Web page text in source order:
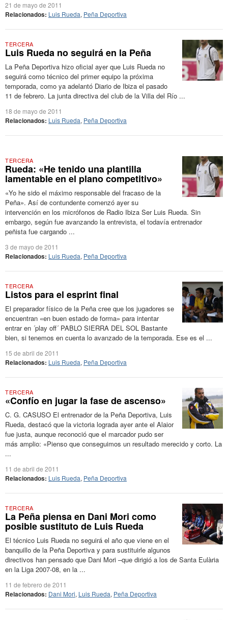
21 de mayo de 2011
Relacionados: Luis Rueda, Peña Deportiva
TERCERA
Luis Rueda no seguirá en la Peña
La Peña Deportiva hizo oficial ayer que Luis Rueda no
seguirá como técnico del primer equipo la próxima
temporada, como ya adelantó Diario de Ibiza el pasado
11 de febrero. La junta directiva del club de la Villa del Río ...
18 de mayo de 2011
Relacionados: Luis Rueda, Peña Deportiva
TERCERA
Rueda: «He tenido una plantilla
lamentable en el plano competitivo»
«Yo he sido el máximo responsable del fracaso de la
Peña». Así de contundente comenzó ayer su
intervención en los micrófonos de Radio Ibiza Ser Luis Rueda. Sin
embargo, según fue avanzando la entrevista, el todavía entrenador
peñista fue cargando ...
3 de mayo de 2011
Relacionados: Luis Rueda, Peña Deportiva
TERCERA
Listos para el esprint final
El preparador físico de la Peña cree que los jugadores se
encuentran «en buen estado de forma» para intentar
entrar en ´play off´ PABLO SIERRA DEL SOL Bastante
bien, si tenemos en cuenta lo avanzado de la temporada. Ese es el ...
15 de abril de 2011
Relacionados: Luis Rueda, Peña Deportiva
TERCERA
«Confío en jugar la fase de ascenso»
C. G. CASUSO El entrenador de la Peña Deportiva, Luis
Rueda, destacó que la victoria lograda ayer ante el Alaior
fue justa, aunque reconoció que el marcador pudo ser
más amplio: «Pienso que conseguimos un resultado merecido y corto. La
...
11 de abril de 2011
Relacionados: Luis Rueda, Peña Deportiva
TERCERA
La Peña piensa en Dani Mori como
posible sustituto de Luis Rueda
El técnico Luis Rueda no seguirá el año que viene en el
banquillo de la Peña Deportiva y para sustituirle algunos
directivos han pensado que Dani Mori –que dirigió a los de Santa Eulària
en la Liga 2007-08, en la ...
11 de febrero de 2011
Relacionados: Dani Mori, Luis Rueda, Peña Deportiva